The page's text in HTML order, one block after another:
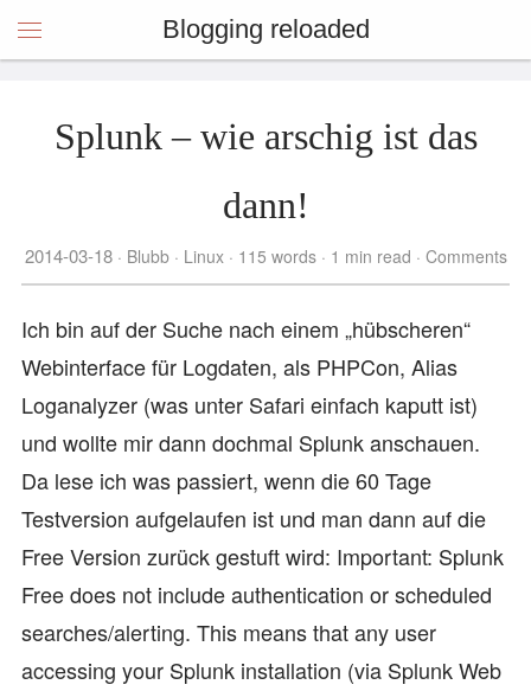
Blogging reloaded
Splunk – wie arschig ist das
dann!
2014-03-18 Blubb Linux 115 words 1 min read Comments
Ich bin auf der Suche nach einem „hübscheren“
Webinterface für Logdaten, als PHPCon, Alias
Loganalyzer (was unter Safari einfach kaputt ist)
und wollte mir dann dochmal Splunk anschauen.
Da lese ich was passiert, wenn die 60 Tage
Testversion aufgelaufen ist und man dann auf die
Free Version zurück gestuft wird: Important: Splunk
Free does not include authentication or scheduled
searches/alerting. This means that any user
accessing your Splunk installation (via Splunk Web